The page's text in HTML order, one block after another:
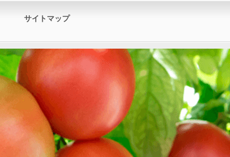
サイトマップ